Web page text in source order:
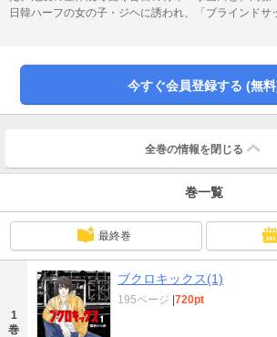
日韓ハーフの女の子・ジヘに誘われ、「ブラインドサ
時はまだ、ハルカもジヘも、誰も気づいていなかっ
クをしてプレイする５人制のサッカー「ブラインドサ
奇跡を起こす！？東京ブラサカ青春譚、第1巻開幕！
今すぐ会員登録する (無
全巻の情報を 閉じる
巻一覧
最終巻
1
巻
ブクロキックス(1)
195ページ |720pt